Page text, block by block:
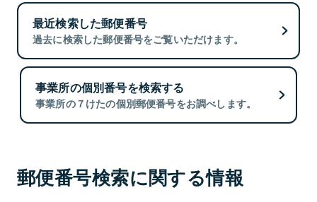
最近検索した郵便番号
過去に検索した郵便番号をご覧いただけます。
事業所の個別番号を検索する
事業所の７けたの個別郵便番号をお調べします。
郵便番号検索に関する情報